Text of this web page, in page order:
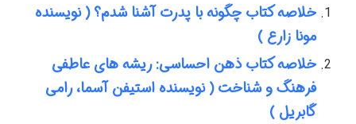
خلاصه کتاب چگونه با پدرت آشنا شدم؟ ( نویسنده
مونا زارع )
خلاصه کتاب ذهن احساسی: ریشه های عاطفی
فرهنگ و شناخت ( نویسنده استیفن آسما، رامی
گابریل )